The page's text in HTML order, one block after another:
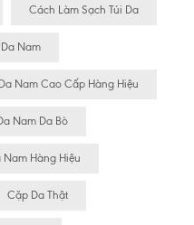
Cách Làm Sạch Túi Da
Nam
Nam Cao Cấp Hàng Hiệu
Nam Da Bò
Nam Hàng Hiệu
Cặp Da Thật